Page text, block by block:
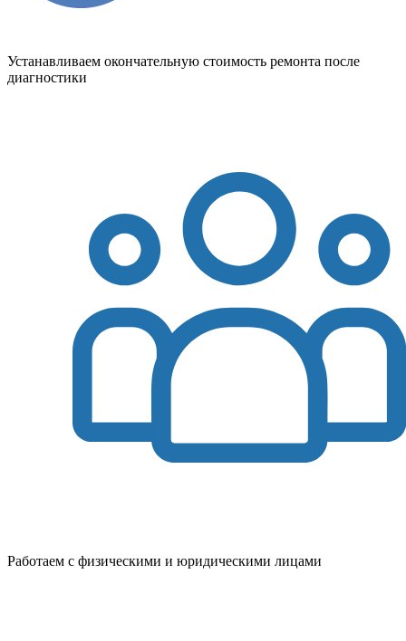
Устанавливаем окончательную стоимость ремонта после
диагностики
Работаем с физическими и юридическими лицами